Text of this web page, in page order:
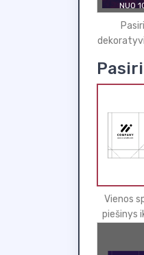
NUO
Vienos
piešinys